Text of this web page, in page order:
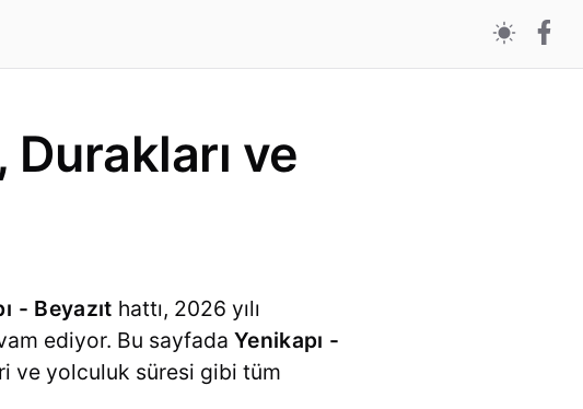
Durakları ve
- Beyazıt hattı, 2026 yılı
ediyor. Bu sayfada Yenikapı -
ve yolculuk süresi gibi tüm